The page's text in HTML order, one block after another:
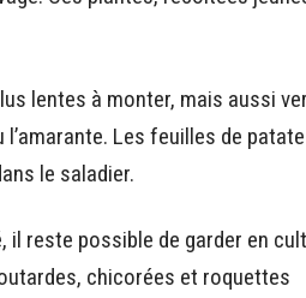
lentes à monter, mais aussi
Les feuilles de patate
le saladier.
il reste possible de garder en
chicorées et roquettes